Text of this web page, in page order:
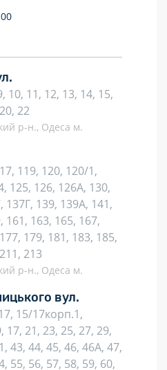
10, 11, 12, 13, 14, 15,
22
р-н., Одеса м.
119, 120, 120/1,
125, 126, 126А, 130,
137Г, 139, 139А, 141,
161, 163, 165, 167,
179, 181, 183, 185,
213
р-н., Одеса м.
вул.
15/17корп.1,
21, 23, 25, 27, 29,
43, 44, 45, 46, 46А, 47,
55, 56, 57, 58, 59, 60,